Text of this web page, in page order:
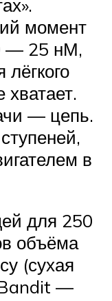
момент
— 25 нМ,
лёгкого
хватает.
— цепь.
в
для 250
объёма
(сухая
Bandit —